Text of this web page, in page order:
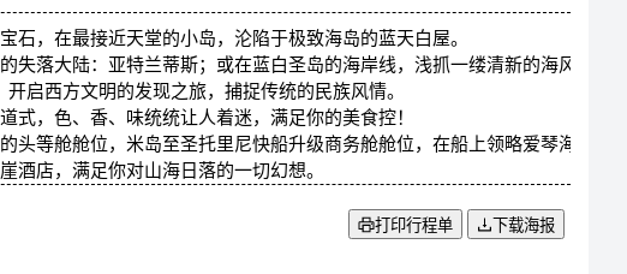
石，在最接近天堂的小岛，沦陷于极致海岛的蓝天白屋。
失落大陆：亚特兰蒂斯；或在蓝白圣岛的海岸线，浅抓一缕清新的海风。
启西方文明的发现之旅，捕捉传统的民族风情。
式，色、香、味统统让人着迷，满足你的美食控！
头等舱舱位，米岛至圣托里尼快船升级商务舱舱位，在船上领略爱琴海的无
酒店，满足你对山海日落的一切幻想。
打印行程单 下载海报